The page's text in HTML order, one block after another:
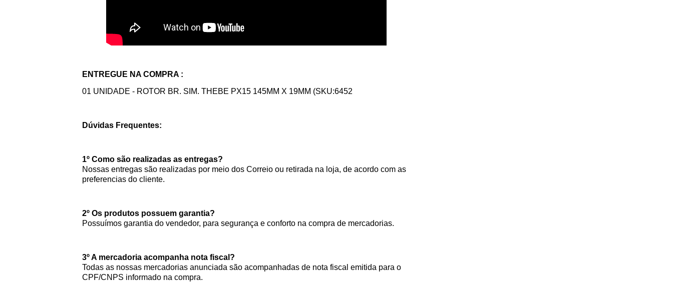
ENTREGUE NA COMPRA :
01 UNIDADE - ROTOR BR. SIM. THEBE PX15 145MM X 19MM (SKU:6452
Dúvidas Frequentes:
1º Como são realizadas as entregas?
Nossas entregas são realizadas por meio dos Correio ou retirada na loja, de acordo com as
preferencias do cliente.
2º Os produtos possuem garantia?
Possuímos garantia do vendedor, para segurança e conforto na compra de mercadorias.
3º A mercadoria acompanha nota fiscal?
Todas as nossas mercadorias anunciada são acompanhadas de nota fiscal emitida para o
CPF/CNPS informado na compra.